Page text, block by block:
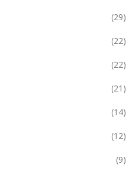
(29)
(22)
(22)
(21)
(14)
(12)
(9)